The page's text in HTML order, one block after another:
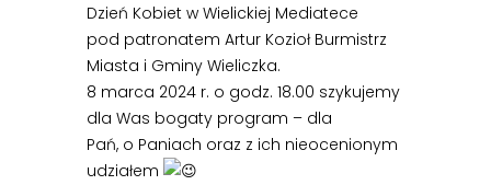
Dzień Kobiet w Wielickiej Mediatece
pod patronatem Artur Kozioł Burmistrz
Miasta i Gminy Wieliczka.
8 marca 2024 r. o godz. 18.00 szykujemy
dla Was bogaty program – dla
Pań, o Paniach oraz z ich nieocenionym
udziałem